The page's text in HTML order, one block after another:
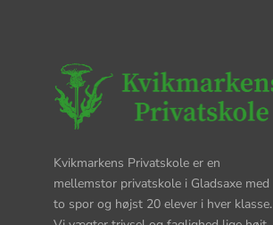
Kvikmarkens Privatskole er en
mellemstor privatskole i Gladsaxe med
to spor og højst 20 elever i hver klasse.